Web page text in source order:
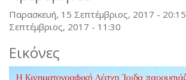
Παρασκευή, 15 Σεπτέμβριος, 2017 - 20:15
Σεπτέμβριος, 2017 - 11:30
Εικόνες